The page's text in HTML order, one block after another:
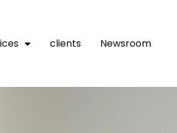
clients Newsroom